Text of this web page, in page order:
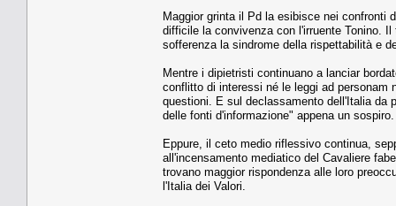
Maggior grinta il Pd la esibisce nei confronti
difficile la convivenza con l'irruente Tonino.
sofferenza la sindrome della rispettabilità e
Mentre i dipietristi continuano a lanciar
conflitto di interessi né le leggi ad personam
questioni. E sul declassamento dell'Italia da
delle fonti d'informazione" appena un sospiro.
Eppure, il ceto medio riflessivo continua,
all'incensamento mediatico del Cavaliere
trovano maggior rispondenza alle loro
l'Italia dei Valori.